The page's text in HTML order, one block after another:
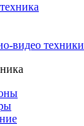
видео техники